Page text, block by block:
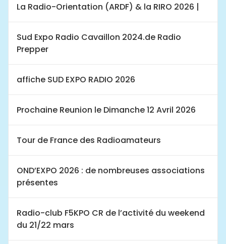
La Radio-Orientation (ARDF) & la RIRO 2026 |
Sud Expo Radio Cavaillon 2024.de Radio
Prepper
affiche SUD EXPO RADIO 2026
Prochaine Reunion le Dimanche 12 Avril 2026
Tour de France des Radioamateurs
OND’EXPO 2026 : de nombreuses associations
présentes
Radio-club F5KPO CR de l’activité du weekend
du 21/22 mars